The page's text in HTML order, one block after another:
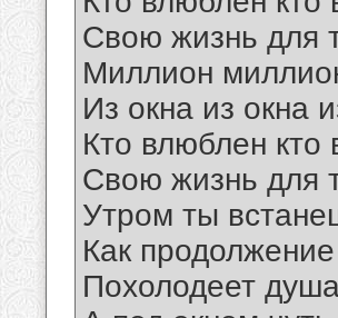
Свою жизнь для
Миллион
Из окна из окна
Кто влюблен кто
Свою жизнь для
Утром ты
Как
Похолодеет